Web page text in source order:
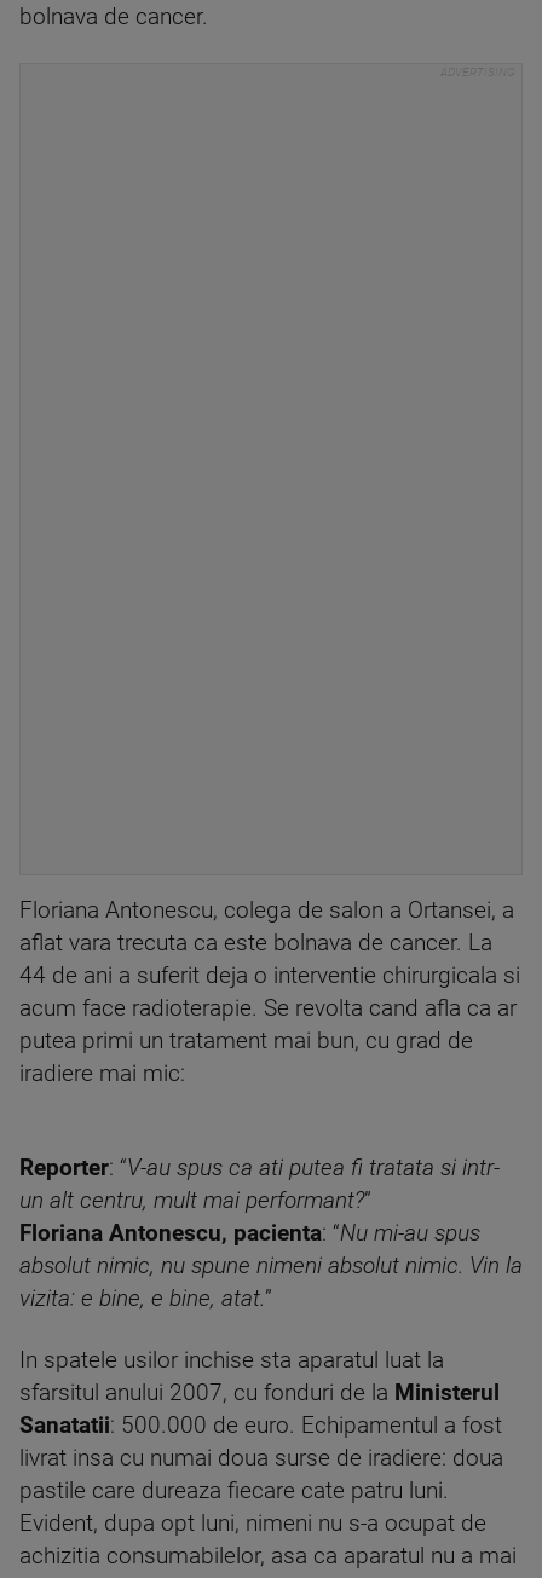
bolnava de cancer.
Floriana Antonescu, colega de salon a Ortansei, a
aflat vara trecuta ca este bolnava de cancer. La
44 de ani a suferit deja o interventie chirurgicala si
acum face radioterapie. Se revolta cand afla ca ar
putea primi un tratament mai bun, cu grad de
iradiere mai mic:
Reporter: “V-au spus ca ati putea fi tratata si intr-
un alt centru, mult mai performant?”
Floriana Antonescu, pacienta: “Nu mi-au spus
absolut nimic, nu spune nimeni absolut nimic. Vin la
vizita: e bine, e bine, atat.”
In spatele usilor inchise sta aparatul luat la
sfarsitul anului 2007, cu fonduri de la Ministerul
Sanatatii: 500.000 de euro. Echipamentul a fost
livrat insa cu numai doua surse de iradiere: doua
pastile care dureaza fiecare cate patru luni.
Evident, dupa opt luni, nimeni nu s-a ocupat de
achizitia consumabilelor, asa ca aparatul nu a mai